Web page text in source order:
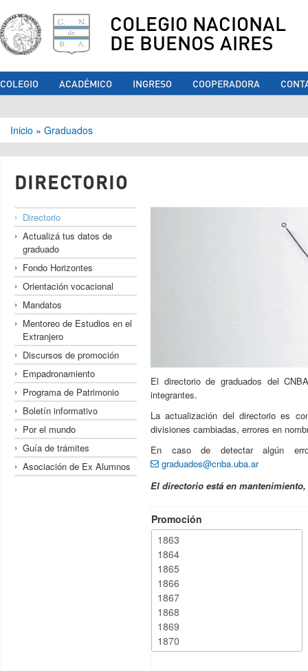
COLEGIO NACIONAL
DE BUENOS AIRES
COLEGIO ACADÉMICO INGRESO COOPERADORA
Se encuentra usted aquí
Inicio » Graduados
DIRECTORIO
Directorio
Actualizá tus datos de
graduado
Fondo Horizontes
Orientación vocacional
Mandatos
Mentoreo de Estudios en el
Extranjero
Discursos de promoción
Empadronamiento
Programa de Patrimonio
Boletín informativo
Por el mundo
Guía de trámites
Asociación de Ex Alumnos
El directorio de graduados del
integrantes.
La actualización del directorio es
divisiones cambiadas, errores en
En caso de detectar algún
graduados@cnba.uba.ar
El directorio está en
Promoción